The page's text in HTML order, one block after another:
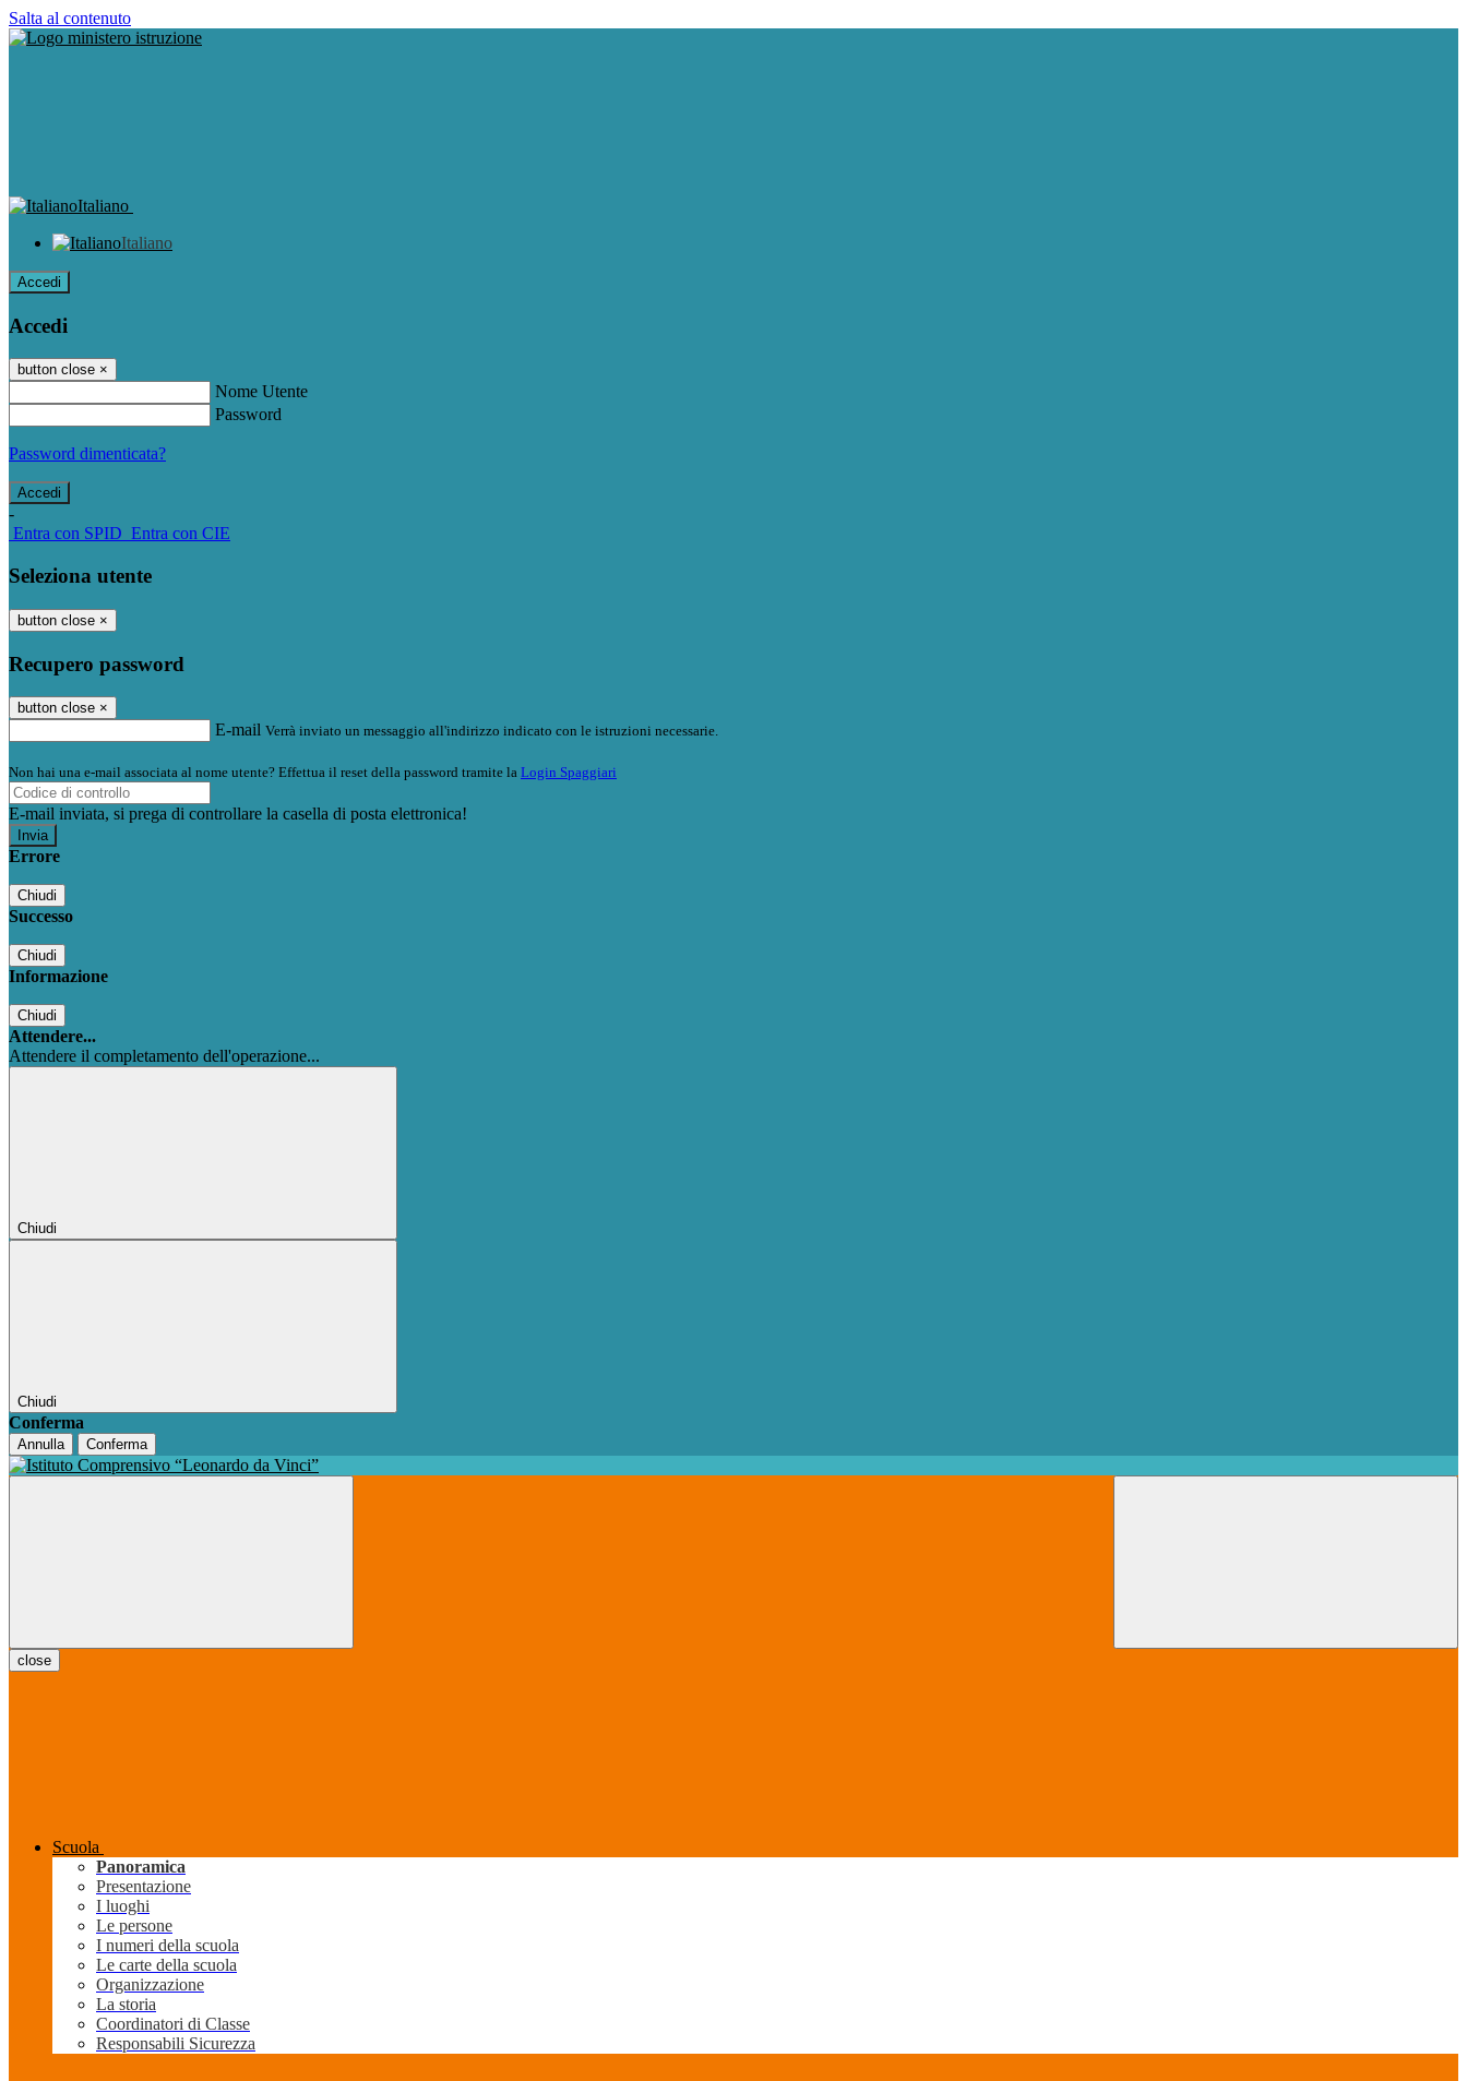
Salta al contenuto
Italiano
Italiano
Accedi
Accedi
button close ×
Nome Utente
Password
Password dimenticata?
-
Entra con SPID Entra con CIE
Seleziona utente
button close ×
Recupero password
button close ×
E-mail Verrà inviato un messaggio all'indirizzo indicato con le istruzioni necessarie.
Non hai una e-mail associata al nome utente? Effettua il reset della password tramite la Login Spaggiari
E-mail inviata, si prega di controllare la casella di posta elettronica!
Errore
Chiudi
Successo
Chiudi
Informazione
Chiudi
Attendere...
Attendere il completamento dell'operazione...
Chiudi
Chiudi
Conferma
Annulla Conferma
close
Scuola
Panoramica
Presentazione
I luoghi
Le persone
I numeri della scuola
Le carte della scuola
Organizzazione
La storia
Coordinatori di Classe
Responsabili Sicurezza